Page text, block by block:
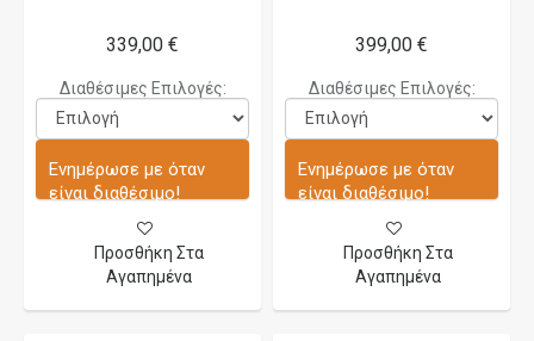
339,00 €
Διαθέσιμες Επιλογές:
Ενημέρωσε με όταν
είναι διαθέσιμο!
Προσθήκη Στα
Αγαπημένα
399,00 €
Διαθέσιμες Επιλογές:
Ενημέρωσε με όταν
είναι διαθέσιμο!
Προσθήκη Στα
Αγαπημένα